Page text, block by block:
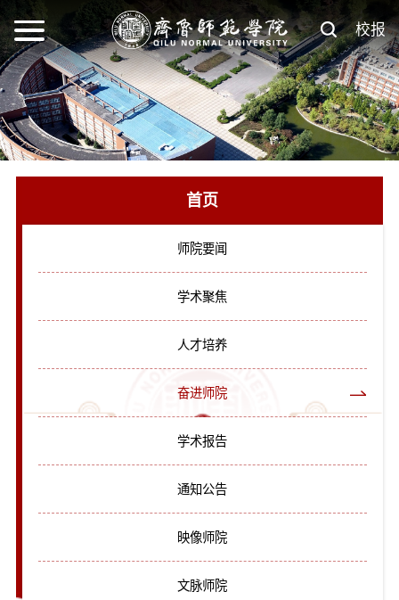
校报
首页
师院要闻
学术聚焦
人才培养
奋进师院
学术报告
通知公告
映像师院
文脉师院